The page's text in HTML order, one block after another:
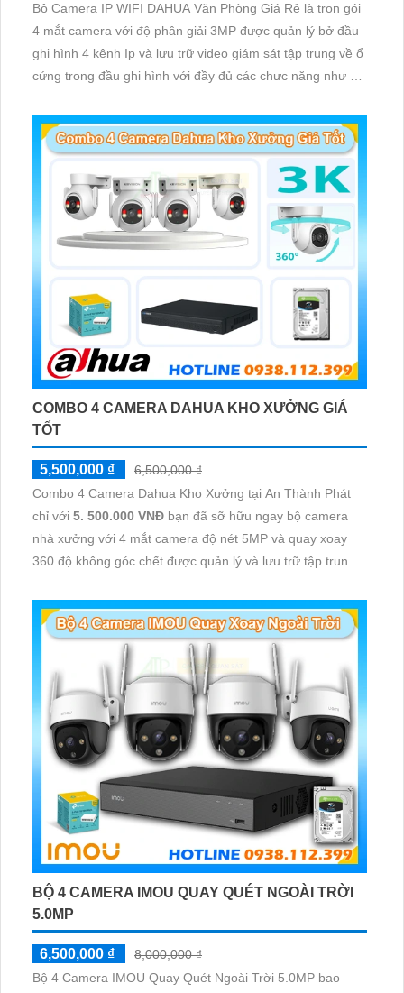
Bộ Camera IP WIFI DAHUA Văn Phòng Giá Rẻ là trọn gói
4 mắt camera với độ phân giải 3MP được quản lý bở đầu
ghi hình 4 kênh Ip và lưu trữ video giám sát tập trung về ổ
cứng trong đầu ghi hình với đầy đủ các chưc năng như AI
giám sát có màu vào ban đêm
COMBO 4 CAMERA DAHUA KHO XƯỞNG GIÁ
TỐT
5,500,000 ₫
6,500,000 ₫
Combo 4 Camera Dahua Kho Xưởng tại An Thành Phát
chỉ với 5. 500.000 VNĐ bạn đã sỡ hữu ngay bộ camera
nhà xưởng với 4 mắt camera độ nét 5MP và quay xoay
360 độ không góc chết được quản lý và lưu trữ tập trung
BỘ 4 CAMERA IMOU QUAY QUÉT NGOÀI TRỜI
5.0MP
6,500,000 ₫
8,000,000 ₫
Bộ 4 Camera IMOU Quay Quét Ngoài Trời 5.0MP bao